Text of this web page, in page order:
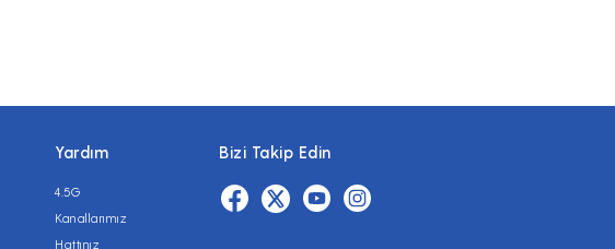
Yardım
4.5G
Kanallarımız
Hattınız
Bizi Takip Edin